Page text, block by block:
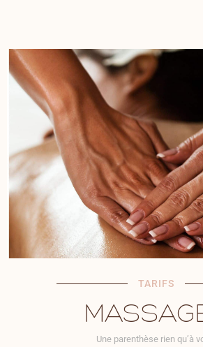
TARIFS
Une parenthèse rien qu’à